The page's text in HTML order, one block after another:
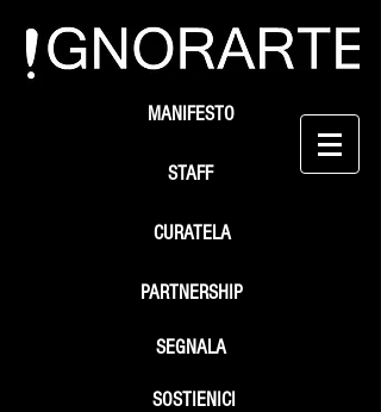
STAFF
SEGNALA
SOSTIENICI
MANIFESTO
PARTNERSHIP
CURATELA